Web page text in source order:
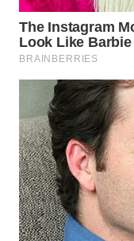
WN
BOROBUDUR
WN
MADURA
WN
SURABAYA
WN
NATUNA